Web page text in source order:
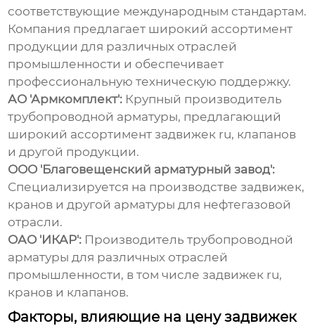
соответствующие международным стандартам.
Компания предлагает широкий ассортимент
продукции для различных отраслей
промышленности и обеспечивает
профессиональную техническую поддержку.
АО 'Армкомплект': Крупный производитель
трубопроводной арматуры, предлагающий
широкий ассортиментзадвижек ru, клапанов
и другой продукции.
ООО 'Благовещенский арматурный завод':
Специализируется на производстве задвижек,
кранов и другой арматуры для нефтегазовой
отрасли.
ОАО 'ИКАР': Производитель трубопроводной
арматуры для различных отраслей
промышленности, в том числезадвижек ru,
кранов и клапанов.
Факторы, влияющие на цену задвижек